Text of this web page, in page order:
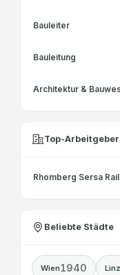
Bauleiter
Bauleitung
Architektur &
Top-Arbeitgeber
Rhomberg Sersa
Beliebte Städte
Wien1940 Linz